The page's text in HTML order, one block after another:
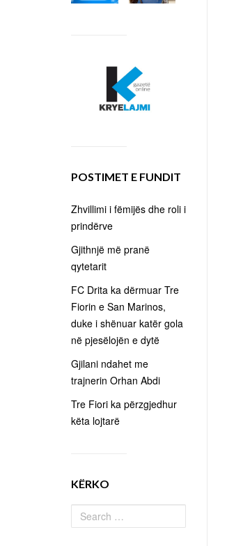
POSTIMET E FUNDIT
Zhvillimi i fëmijës dhe roli i
prindërve
Gjithnjë më pranë
qytetarit
FC Drita ka dërmuar Tre
Fiorin e San Marinos,
duke i shënuar katër gola
në pjesëlojën e dytë
Gjilani ndahet me
trajnerin Orhan Abdi
Tre Fiori ka përzgjedhur
këta lojtarë
KËRKO